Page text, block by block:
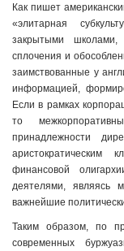
Как пишет
«элитарная
закрытыми
сплочения и
заимствованные у
информацией,
Если в рамках
то
принадлежности
аристократическим
финансовой
деятелями, являясь
важнейшие
Таким образом, по
современных